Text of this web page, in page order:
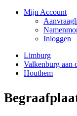
Mijn Account
Inloggen
Limburg
Valkenburg aan
Houthem